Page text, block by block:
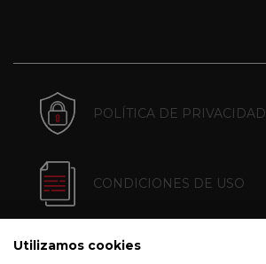
POLÍTICA DE PRIVACIDAD
CONDICIONES DE USO
Utilizamos cookies